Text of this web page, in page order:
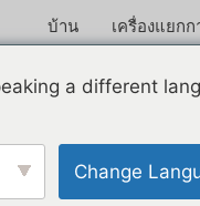
บ้าน เครื่องแยก
รับสู่
ซูลี่
a different
Change